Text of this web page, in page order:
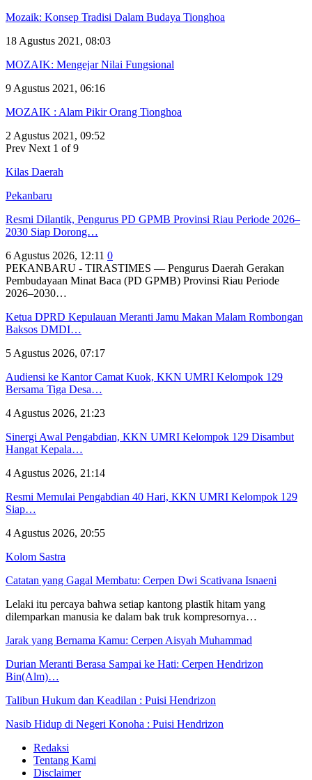
Mozaik: Konsep Tradisi Dalam Budaya Tionghoa
18 Agustus 2021, 08:03
MOZAIK: Mengejar Nilai Fungsional
9 Agustus 2021, 06:16
MOZAIK : Alam Pikir Orang Tionghoa
2 Agustus 2021, 09:52
Prev Next 1 of 9
Kilas Daerah
Pekanbaru
Resmi Dilantik, Pengurus PD GPMB Provinsi Riau Periode 2026–
2030 Siap Dorong…
6 Agustus 2026, 12:11 0
PEKANBARU - TIRASTIMES — Pengurus Daerah Gerakan
Pembudayaan Minat Baca (PD GPMB) Provinsi Riau Periode
2026–2030…
Ketua DPRD Kepulauan Meranti Jamu Makan Malam Rombongan
Baksos DMDI…
5 Agustus 2026, 07:17
Audiensi ke Kantor Camat Kuok, KKN UMRI Kelompok 129
Bersama Tiga Desa…
4 Agustus 2026, 21:23
Sinergi Awal Pengabdian, KKN UMRI Kelompok 129 Disambut
Hangat Kepala…
4 Agustus 2026, 21:14
Resmi Memulai Pengabdian 40 Hari, KKN UMRI Kelompok 129
Siap…
4 Agustus 2026, 20:55
Kolom Sastra
Catatan yang Gagal Membatu: Cerpen Dwi Scativana Isnaeni
Lelaki itu percaya bahwa setiap kantong plastik hitam yang
dilemparkan manusia ke dalam bak truk kompresornya…
Jarak yang Bernama Kamu: Cerpen Aisyah Muhammad
Durian Meranti Berasa Sampai ke Hati: Cerpen Hendrizon
Bin(Alm)…
Talibun Hukum dan Keadilan : Puisi Hendrizon
Nasib Hidup di Negeri Konoha : Puisi Hendrizon
Redaksi
Tentang Kami
Disclaimer